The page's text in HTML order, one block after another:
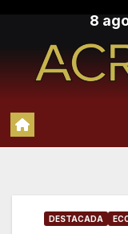
contenido
8
DESTACADA